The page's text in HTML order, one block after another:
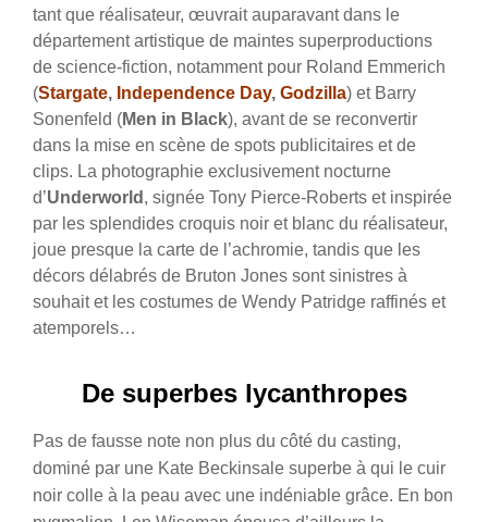
tant que réalisateur, œuvrait auparavant dans le
département artistique de maintes superproductions
de science-fiction, notamment pour Roland Emmerich
(Stargate, Independence Day, Godzilla) et Barry
Sonenfeld (Men in Black), avant de se reconvertir
dans la mise en scène de spots publicitaires et de
clips. La photographie exclusivement nocturne
d’Underworld , signée Tony Pierce-Roberts et inspirée
par les splendides croquis noir et blanc du réalisateur,
joue presque la carte de l’achromie, tandis que les
décors délabrés de Bruton Jones sont sinistres à
souhait et les costumes de Wendy Patridge raffinés et
atemporels…
De superbes lycanthropes
Pas de fausse note non plus du côté du casting,
dominé par une Kate Beckinsale superbe à qui le cuir
noir colle à la peau avec une indéniable grâce. En bon